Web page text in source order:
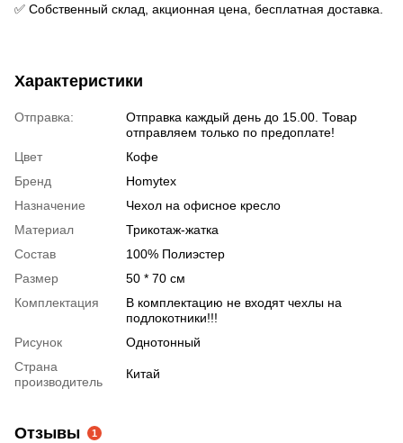
✅ Собственный склад, акционная цена, бесплатная доставка.
Характеристики
Отправка:
Отправка каждый день до 15.00. Товар
отправляем только по предоплате!
Цвет
Кофе
Бренд
Homytex
Назначение
Чехол на офисное кресло
Материал
Трикотаж-жатка
Состав
100% Полиэстер
Размер
50 * 70 см
Комплектация
В комплектацию не входят чехлы на
подлокотники!!!
Рисунок
Однотонный
Страна
производитель
Китай
Отзывы 1